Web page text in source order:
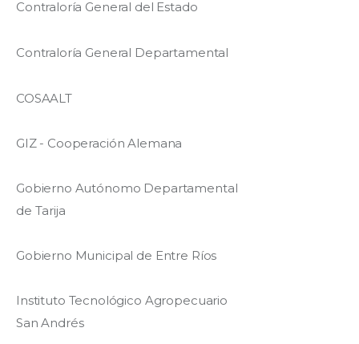
Contraloría General del Estado
Contraloría General Departamental
COSAALT
GIZ - Cooperación Alemana
Gobierno Autónomo Departamental
de Tarija
Gobierno Municipal de Entre Ríos
Instituto Tecnológico Agropecuario
San Andrés